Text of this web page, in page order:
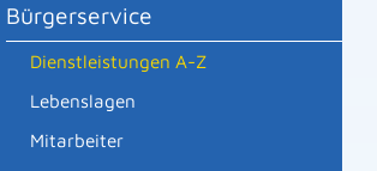
Bürgerservice
Dienstleistungen A-Z
Lebenslagen
Mitarbeiter